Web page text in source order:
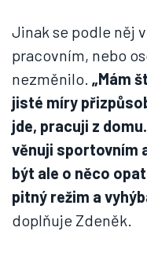
Jinak se podle něj
pracovním, nebo
nezměnilo. „Mám
jisté míry
jde, pracuji z
věnuji sportovním
být ale o něco
pitný režim a
doplňuje Zdeněk.